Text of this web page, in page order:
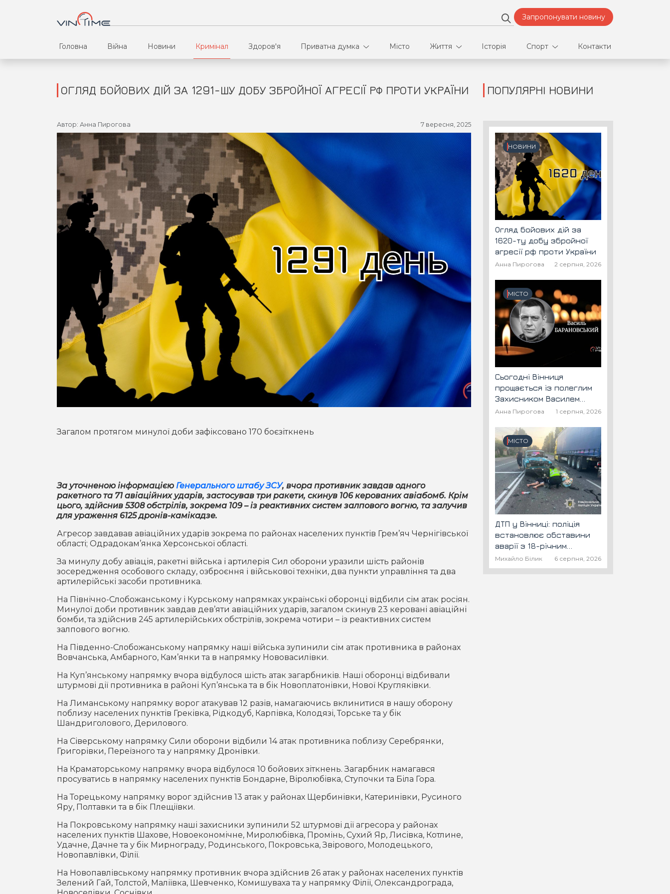
Запропонувати новину
Головна Війна Новини Кримінал Здоров'я Приватна думка
В кулуарах
Місто Життя
Відео
Конфлікти
Історія Спорт
Футбол
Контакти
ОГЛЯД БОЙОВИХ ДІЙ ЗА 1291-ШУ ДОБУ ЗБРОЙНОЇ АГРЕСІЇ РФ ПРОТИ УКРАЇНИ
Автор: Анна Пирогова 7 вересня, 2025
Загалом протягом минулої доби зафіксовано 170 боєзіткнень
За уточненою інформацією Генерального штабу ЗСУ, вчора противник завдав одного
ракетного та 71 авіаційних ударів, застосував три ракети, скинув 106 керованих авіабомб. Крім
цього, здійснив 5308 обстрілів, зокрема 109 – із реактивних систем залпового вогню, та залучив
для ураження 6125 дронів-камікадзе.
Агресор завдавав авіаційних ударів зокрема по районах населених пунктів Грем’яч Чернігівської
області; Одрадокам’янка Херсонської області.
За минулу добу авіація, ракетні війська і артилерія Сил оборони уразили шість районів
зосередження особового складу, озброєння і військової техніки, два пункти управління та два
артилерійські засоби противника.
На Північно-Слобожанському і Курському напрямках українські оборонці відбили сім атак росіян.
Минулої доби противник завдав дев’яти авіаційних ударів, загалом скинув 23 керовані авіаційні
бомби, та здійснив 245 артилерійських обстрілів, зокрема чотири – із реактивних систем
залпового вогню.
На Південно-Слобожанському напрямку наші війська зупинили сім атак противника в районах
Вовчанська, Амбарного, Кам’янки та в напрямку Нововасилівки.
На Куп’янському напрямку вчора відбулося шість атак загарбників. Наші оборонці відбивали
штурмові дії противника в районі Куп’янська та в бік Новоплатонівки, Нової Кругляківки.
На Лиманському напрямку ворог атакував 12 разів, намагаючись вклинитися в нашу оборону
поблизу населених пунктів Греківка, Рідкодуб, Карпівка, Колодязі, Торське та у бік
Шандриголового, Дерилового.
На Сіверському напрямку Сили оборони відбили 14 атак противника поблизу Серебрянки,
Григорівки, Переїзного та у напрямку Дронівки.
На Краматорському напрямку вчора відбулося 10 бойових зіткнень. Загарбник намагався
просуватись в напрямку населених пунктів Бондарне, Віролюбівка, Ступочки та Біла Гора.
На Торецькому напрямку ворог здійснив 13 атак у районах Щербинівки, Катеринівки, Русиного
Яру, Полтавки та в бік Плещіївки.
На Покровському напрямку наші захисники зупинили 52 штурмові дії агресора у районах
населених пунктів Шахове, Новоекономічне, Миролюбівка, Промінь, Сухий Яр, Лисівка, Котлине,
Удачне, Дачне та у бік Мирнограду, Родинського, Покровська, Звірового, Молодецького,
Новопавлівки, Філії.
На Новопавлівському напрямку противник вчора здійснив 26 атак у районах населених пунктів
Зелений Гай, Толстой, Маліївка, Шевченко, Комишуваха та у напрямку Філії, Олександрограда,
ПОПУЛЯРНІ НОВИНИ
НОВИНИ
Огляд бойових дій за
1620-ту добу збройної
агресії рф проти України
Анна Пирогова 2 серпня, 2026
МІСТО
Сьогодні Вінниця
прощається із полеглим
Захисником Василем
Барановським "Шторм"
Анна Пирогова 1 серпня, 2026
МІСТО
ДТП у Вінниці: поліція
встановлює обставини
аварії з 18-річним
скутеристом
Михайло Білик 6 серпня, 2026